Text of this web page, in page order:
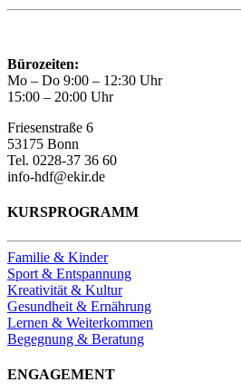
Bürozeiten:
Mo – Do 9:00 – 12:30 Uhr
15:00 – 20:00 Uhr
Friesenstraße 6
53175 Bonn
Tel. 0228-37 36 60
info-hdf@ekir.de
KURSPROGRAMM
Familie & Kinder
Sport & Entspannung
Kreativität & Kultur
Gesundheit & Ernährung
Lernen & Weiterkommen
Begegnung & Beratung
ENGAGEMENT